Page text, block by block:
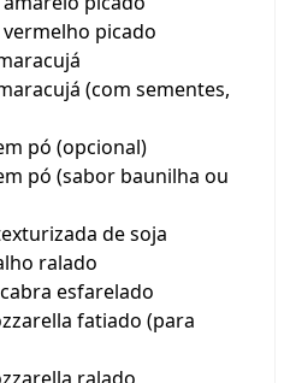
picado
(com sementes,
pó (opcional)
pó (sabor baunilha ou
de soja
ralado
esfarelado
fatiado (para